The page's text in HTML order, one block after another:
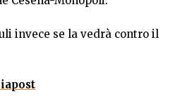
invece se la vedrà contro il